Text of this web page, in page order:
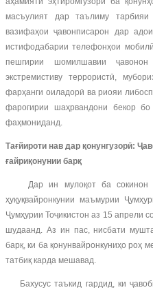
масъулият дар таълиму
вазифаҳои ҷавонписарон дар
истифодабарии телефонҳои
пешгирии шомилшавии
экстремистиву террористӣ,
фарҳанги оиладорӣ ва риояи
фарогирии шаҳрвандони бекор
фаҳмониданд.
Тағйироти нав дар қонунгузорӣ:
ғайриқонунии барқ
Дар ин мулоқот ба сокинон
ҳуқуқвайронкунии маъмурии
Ҷумҳурии Тоҷикистон аз 15 апрели
шудаанд. Аз ин пас, нисбати
барқ, ки ба қонунвайронкуниҳо роҳ
татбиқ карда мешавад.
Бахусус таъкид гардид, ки